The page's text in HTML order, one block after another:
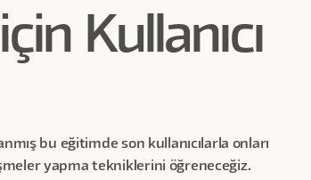
Kullanıcı
bu eğitimde son kullanıcılarla onları
yapma tekniklerini öğreneceğiz.